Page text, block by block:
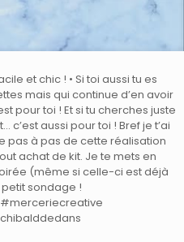
et chic ! • Si toi aussi tu es
mais qui continue d’en avoir
pour toi ! Et si tu cherches juste
aussi pour toi ! Bref je t’ai
pas à pas de cette réalisation
achat de kit. Je te mets en
(même si celle-ci est déjà
petit sondage !